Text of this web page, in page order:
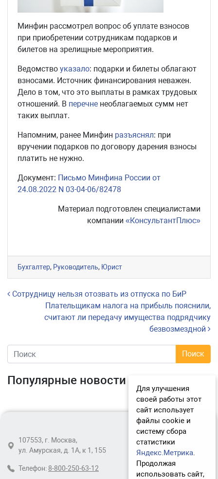
Минфин рассмотрел вопрос об уплате взносов
при приобретении сотрудникам подарков и
билетов на зрелищные мероприятия.
Ведомство указало: подарки и билеты облагают
взносами. Источник финансирования неважен.
Дело в том, что это выплаты в рамках трудовых
отношений. В перечне необлагаемых сумм нет
таких выплат.
Напомним, ранее Минфин разъяснял: при
вручении подарков по договору дарения взносы
платить не нужно.
Документ: Письмо Минфина России от
24.08.2022 N 03-04-06/82478
Материал подготовлен специалистами
компании «КонсультантПлюс»
Бухгалтер, Руководитель, Юрист
Навигация по записям
Сотрудницу нельзя отозвать из отпуска по БиР
Плательщикам налога на прибыль пояснили,
считают ли передачу имущества подрядчику
безвозмездной
Популярные новости
107553, г. Москва,
ул. Амурская, д. 1А, к 1, 155
Телефон: 8-800-250-63-12
Для улучшения
своей работы этот
сайт использует
файлы cookie и
систему сбора
статистики
Яндекс.Метрика.
Продолжая
использовать сайт,